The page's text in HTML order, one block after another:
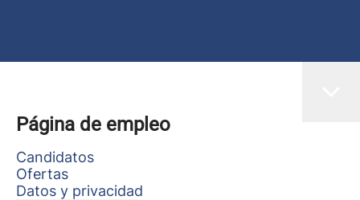
Página de empleo
Candidatos
Ofertas
Datos y privacidad